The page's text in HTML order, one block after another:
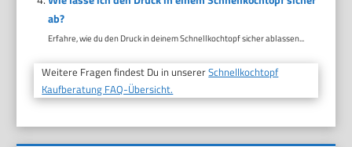
ab?
Erfahre, wie du den Druck in deinem Schnellkochtopf sicher ablassen...
Weitere Fragen findest Du in unsererSchnellkochtopf
Kaufberatung FAQ-Übersicht.